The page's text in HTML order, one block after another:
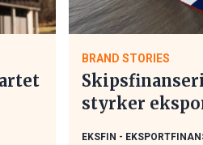
BRAND STORIES
styrker
EKSFIN -